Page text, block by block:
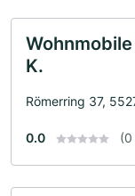
K.
Römerring 37,
0.0 (0